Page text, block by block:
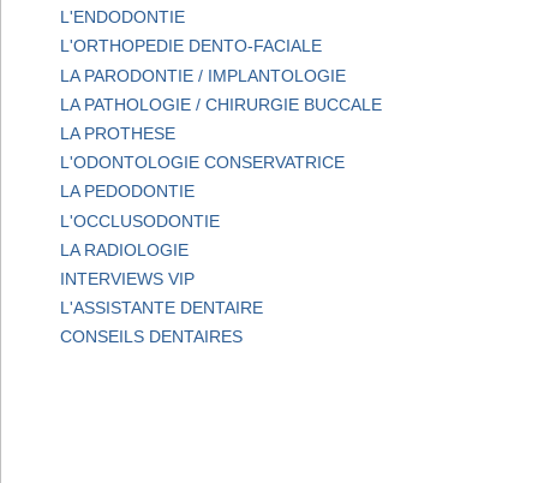
L'ENDODONTIE
L'ORTHOPEDIE DENTO-FACIALE
LA PARODONTIE / IMPLANTOLOGIE
LA PATHOLOGIE / CHIRURGIE BUCCALE
LA PROTHESE
L'ODONTOLOGIE CONSERVATRICE
LA PEDODONTIE
L'OCCLUSODONTIE
LA RADIOLOGIE
INTERVIEWS VIP
L'ASSISTANTE DENTAIRE
CONSEILS DENTAIRES